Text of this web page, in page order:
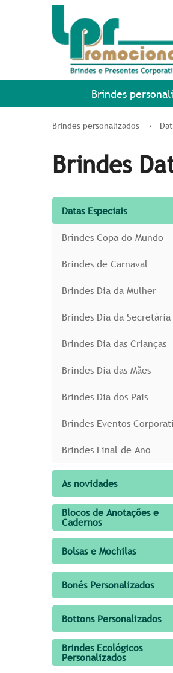
Brindes
Brindes personalizados
Brindes
Datas Especiais
Brindes Copa do Mundo
Brindes de Carnaval
Brindes Dia da Mulher
Brindes Dia da Secretária
Brindes Dia das Crianças
Brindes Dia das Mães
Brindes Dia dos Pais
Brindes Eventos
Brindes Final de Ano
As novidades
Blocos de Anotações e
Cadernos
Bolsas e Mochilas
Bonés Personalizados
Bottons Personalizados
Brindes Ecológicos
Personalizados